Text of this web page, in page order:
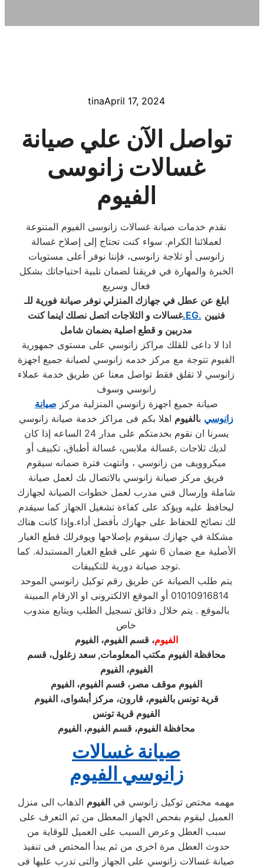
tinaApril 17, 2024
تواصل الآن علي صيانة
غسالات زانوسى
الفيوم
نقدم خدمات صيانة غسالات زانوسى الفيوم المتنوعة
لعملائنا الكرام. سواء كنت تحتاج إلى إصلاح غسالة
زانوسى أو ثلاجة زانوسى، فإننا نوفر أعلى مستويات
الخبرة والمهارة في فريقنا لضمان تلبية احتياجاتك بشكل
فعال وسريع
ابلغ عن عطل في جهازك المنزلي نوفر صيانة فورية للـ
غسالات و الثلاجات اتصل نصلك اينما كنت.EG. فنيين
مدربين و قطع اصلية بضمان شامل
اذا لا داعى للقلك مراكز زانوسي على مستوى جمهورية
الفيوم تتوجة مع مركز خدمه زانوسي لصيانة جميع اجهزة
زانوسي لا تقلق فقط تواصل معنا عن طريق خدمة عملاء
زانوسي وسوف
صيانة جميع اجهزة زانوسي المنزلية مركز صيانة
زانوسي بالفيوم اهلا بكم فى مراكز خدمة صيانة زانوسي
يسرنا ان نقوم بخدمتكم على مدار 24 الساعه إذا كان
لديك ثلاجات ,غسالة ملابس، غسالة أطباق، تكييف أو
ميكروويف من زانوسي ، وانتهت فترة ضمانه سيقوم
فريق مركز صيانة زانوسي بالاتصال بك لعمل صيانة
شاملة وإرسال فني مدرب لعمل خطوات الصيانة لجهازك
ليحافظ عليه ويؤكد على كفاءة تشغيل الجهاز كما سيقدم
لك نصائح للحفاظ على جهازك بأفضل أداء.وإذا كانت هناك
مشكلة في جهازك سيقوم بإصلاحها ويوفرلك قطع الغيار
الأصلية مع ضمان 6 شهر على قطع الغيار المستبدلة. كما
توجد صيانة دورية للتكييفات.
يتم طلب الصيانة عن طريق رقم توكيل زانوسي الموحد
01010916814 أو الموقع الالكترونى او الارقام المبينة
بالموقع . يتم خلال دقائق تسجيل الطلب ويتابع مندوب
خاص
الفيوم، قسم الفيوم، الفيوم
محافظة الفيوم مكتب المعلومات, سعد زغلول، قسم
الفيوم، الفيوم
الفيوم موقف مصر، قسم الفيوم، الفيوم
قرية تونس بالفيوم، قارون، مركز أبشواى، الفيوم
الفيوم قرية تونس
محافظة الفيوم، قسم الفيوم، الفيوم
صيانة غسالات
زانوسي الفيوم
مهمه مختص توكيل زانوسي في الفيوم الذهاب الى منزل
العميل ليقوم بفحص الجهاز المعطل من ثم التعرف على
سبب العطل وعرض السبب على العميل للوقاية من
حدوث العطل مرة اخرى من ثم يبدأ المختص فى تنفيذ
صيانة غسالات زانوسي على الجهاز والتى تدرب عليها فى